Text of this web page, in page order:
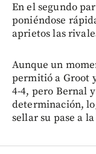
En el segundo
poniéndose
aprietos las
Aunque un
permitió a Groot
4-4, pero Bernal
determinación,
sellar su pase a